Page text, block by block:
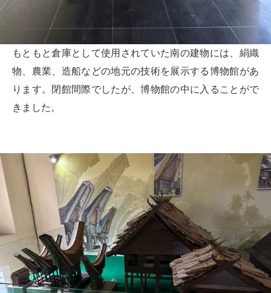
もともと倉庫として使用されていた南の建物には、絹織
物、農業、造船などの地元の技術を展示する博物館があ
ります。閉館間際でしたが、博物館の中に入ることがで
きました。